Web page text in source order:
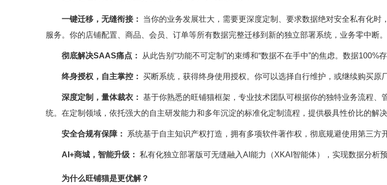
一键迁移，无缝衔接：
当你的业务发展壮大，需要更深度定制、要求数据绝对安全私有化
服务。你的店铺配置、商品、会员、订单等所有数据完整迁移到新的独立部署系统，业务零中断。
彻底解决SAAS痛点： 从此告别“功能不可定制”的束缚和“数据不在手中”的焦虑。数据100%
终身授权，自主掌控： 买断系统，获得终身使用授权。你可以选择自行维护，或继续购买原
深度定制，量体裁衣： 基于你熟悉的旺铺猫框架，专业技术团队可根据你的独特业务流程
统。在定制领域，依托强大的自主研发能力和多年沉淀的标准化定制流程，提供极具性价比的解决
安全合规有保障： 系统基于自主知识产权打造，拥有多项软件著作权，彻底规避使用第三方
AI+商城，智能升级： 私有化独立部署版可无缝融入AI能力（XKAI智能体），实现数据分析
为什么旺铺猫是更优解？